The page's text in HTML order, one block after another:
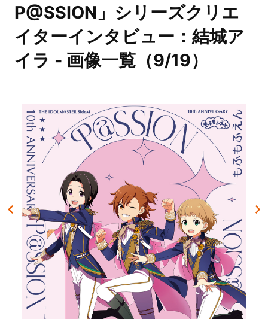
P@SSION」シリーズクリエ
イターインタビュー：結城ア
イラ - 画像一覧（9/19）